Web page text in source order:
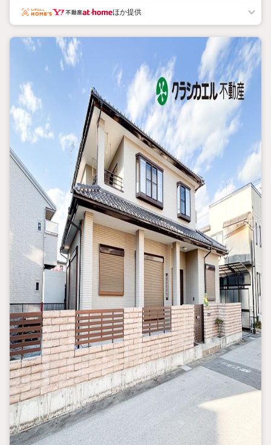
めのご予約をお願い致します。n≪宇都宮の新築・中古物件ならビ
ューハウス宇都宮東店！≫n未公開物件も店舗に多数ございます♪n
地域密着の担当スタッフにお気軽にお問合せください♪n物件探し
から住宅ローンの事までnビューハウスがあなたをサポート(^^♪n
栃木県内で圧倒的な物件情報量！n＼＼【ビューハウス栃木版】で検
索／／
ほか提供